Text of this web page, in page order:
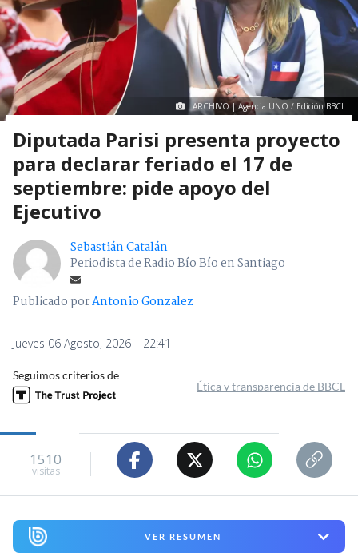
ARCHIVO | Agencia UNO / Edición BBCL
Diputada Parisi presenta proyecto
para declarar feriado el 17 de
septiembre: pide apoyo del
Ejecutivo
Sebastián Catalán
Periodista de Radio Bío Bío en Santiago
Publicado porAntonio Gonzalez
Jueves 06 Agosto, 2026 | 22:41
Seguimos criterios de
Ética y transparencia de BBCL
1510
visitas
VER RESUMEN